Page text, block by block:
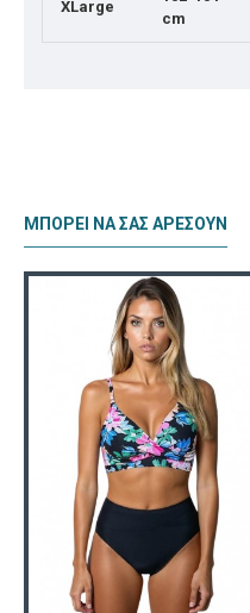
XLarge
cm
ΜΠΟΡΕΊ ΝΑ ΣΑΣ ΑΡΈΣΟΥΝ